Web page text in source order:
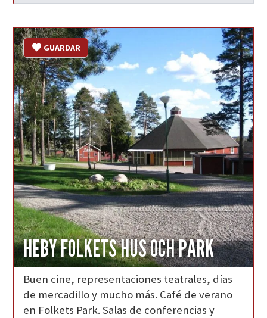
HEBY FOLKETS HUS OCH PARK
GUARDAR
Buen cine, representaciones teatrales, días
de mercadillo y mucho más. Café de verano
en Folkets Park. Salas de conferencias y